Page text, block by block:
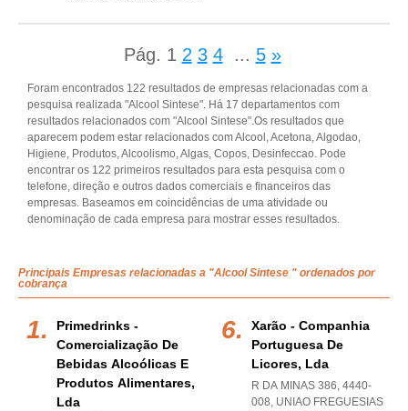
Pág. 1 2 3 4 ... 5 »
Foram encontrados 122 resultados de empresas relacionadas com a
pesquisa realizada "Alcool Sintese". Há 17 departamentos com
resultados relacionados com "Alcool Sintese".Os resultados que
aparecem podem estar relacionados com Alcool, Acetona, Algodao,
Higiene, Produtos, Alcoolismo, Algas, Copos, Desinfeccao. Pode
encontrar os 122 primeiros resultados para esta pesquisa com o
telefone, direção e outros dados comerciais e financeiros das
empresas. Baseamos em coincidências de uma atividade ou
denominação de cada empresa para mostrar esses resultados.
Principais Empresas relacionadas a "Alcool Sintese " ordenados por
cobrança
Primedrinks -
Comercialização De
Bebidas Alcoólicas E
Produtos Alimentares,
Lda
Xarão - Companhia
Portuguesa De
Licores, Lda
R DA MINAS 386, 4440-
008, UNIAO FREGUESIAS